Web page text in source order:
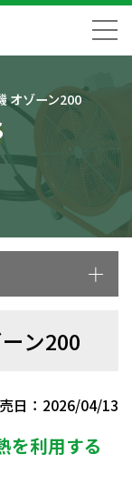
オゾーン200
ン200
日：2026/04/13
を利用する